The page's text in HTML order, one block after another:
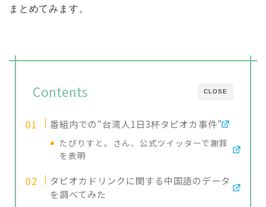
まとめてみます。
CLOSE
Contents
番組内での“台湾人1日3杯タピオカ事件”
たぴりすと。さん、公式ツイッターで謝罪
を表明
タピオカドリンクに関する中国語のデータ
を調べてみた